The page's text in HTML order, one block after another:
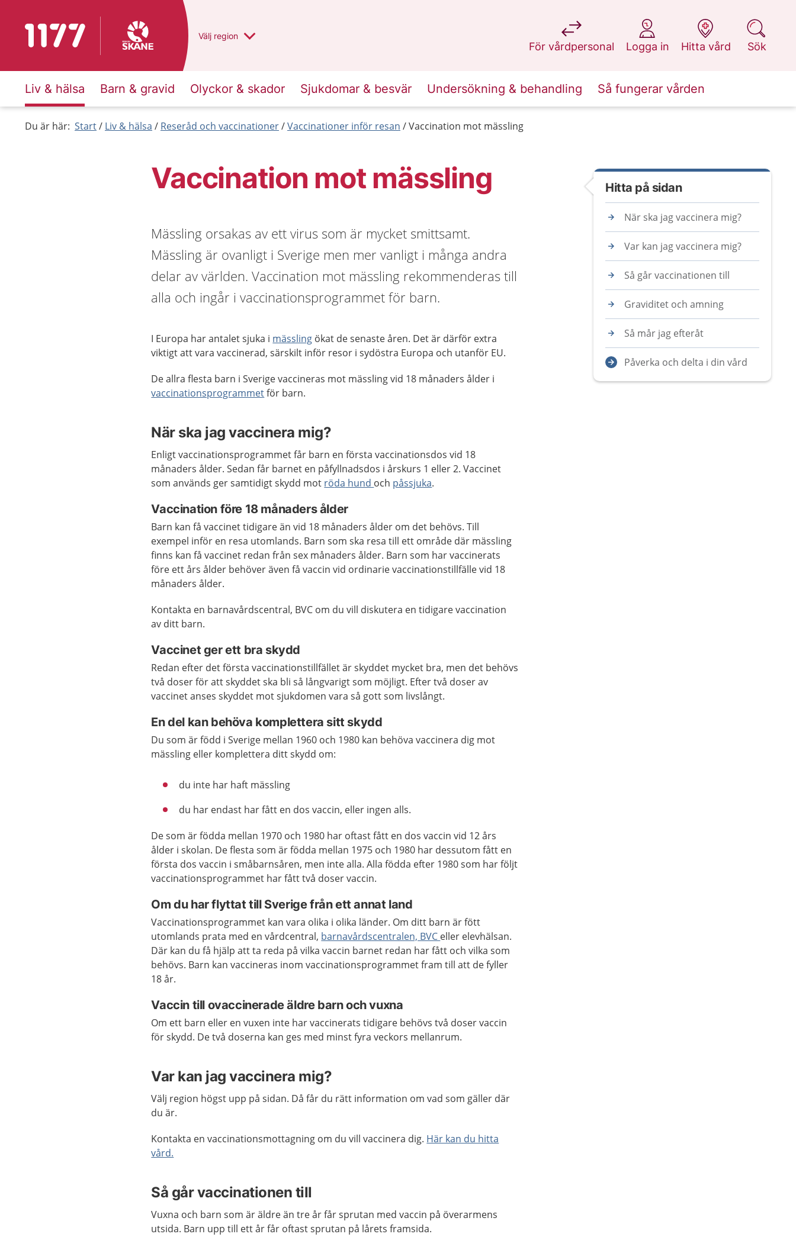
Till startsidan för 1177 Du har valt region
Välj en annan
region
För vårdpersonal
på 1177.se
Logga in
på 1177.se
Hitta vård
på 1177.se
Sök
på 1177.se
Liv & hälsa Barn & gravid Olyckor & skador Sjukdomar & besvär Undersökning & behandling Så fungerar vården
Du är här: Start Liv & hälsa Reseråd och vaccinationer Vaccinationer inför resan Vaccination mot mässling
Vaccination mot mässling
Mässling orsakas av ett virus som är mycket smittsamt.
Mässling är ovanligt i Sverige men mer vanligt i många andra
delar av världen. Vaccination mot mässling rekommenderas till
alla och ingår i vaccinationsprogrammet för barn.
I Europa har antalet sjuka i mässling ökat de senaste åren. Det är därför extra
viktigt att vara vaccinerad, särskilt inför resor i sydöstra Europa och utanför EU.
De allra flesta barn i Sverige vaccineras mot mässling vid 18 månaders ålder i
vaccinationsprogrammetför barn.
När ska jag vaccinera mig?
Enligt vaccinationsprogrammet får barn en första vaccinationsdos vid 18
månaders ålder. Sedan får barnet en påfyllnadsdos i årskurs 1 eller 2. Vaccinet
som används ger samtidigt skydd mot röda hund och påssjuka.
Vaccination före 18 månaders ålder
Barn kan få vaccinet tidigare än vid 18 månaders ålder om det behövs. Till
exempel inför en resa utomlands. Barn som ska resa till ett område där mässling
finns kan få vaccinet redan från sex månaders ålder. Barn som har vaccinerats
före ett års ålder behöver även få vaccin vid ordinarie vaccinationstillfälle vid 18
månaders ålder.
Kontakta en barnavårdscentral, BVC om du vill diskutera en tidigare vaccination
av ditt barn.
Vaccinet ger ett bra skydd
Redan efter det första vaccinationstillfället är skyddet mycket bra, men det behövs
två doser för att skyddet ska bli så långvarigt som möjligt. Efter två doser av
vaccinet anses skyddet mot sjukdomen vara så gott som livslångt.
En del kan behöva komplettera sitt skydd
Du som är född i Sverige mellan 1960 och 1980 kan behöva vaccinera dig mot
mässling eller komplettera ditt skydd om:
du inte har haft mässling
du har endast har fått en dos vaccin, eller ingen alls.
De som är födda mellan 1970 och 1980 har oftast fått en dos vaccin vid 12 års
ålder i skolan. De flesta som är födda mellan 1975 och 1980 har dessutom fått en
första dos vaccin i småbarnsåren, men inte alla. Alla födda efter 1980 som har följt
vaccinationsprogrammet har fått två doser vaccin.
Om du har flyttat till Sverige från ett annat land
Vaccinationsprogrammet kan vara olika i olika länder. Om ditt barn är fött
utomlands prata med en vårdcentral, barnavårdscentralen, BVC eller elevhälsan.
Där kan du få hjälp att ta reda på vilka vaccin barnet redan har fått och vilka som
behövs. Barn kan vaccineras inom vaccinationsprogrammet fram till att de fyller
18 år.
Vaccin till ovaccinerade äldre barn och vuxna
Om ett barn eller en vuxen inte har vaccinerats tidigare behövs två doser vaccin
för skydd. De två doserna kan ges med minst fyra veckors mellanrum.
Var kan jag vaccinera mig?
Välj region högst upp på sidan. Då får du rätt information om vad som gäller där
du är.
Kontakta en vaccinationsmottagning om du vill vaccinera dig. Här kan du hitta
vård.
Så går vaccinationen till
Vuxna och barn som är äldre än tre år får sprutan med vaccin på överarmens
utsida. Barn upp till ett år får oftast sprutan på lårets framsida.
Hitta på sidan
När ska jag vaccinera mig?
Var kan jag vaccinera mig?
Så går vaccinationen till
Graviditet och amning
Så mår jag efteråt
Påverka och delta i din vård